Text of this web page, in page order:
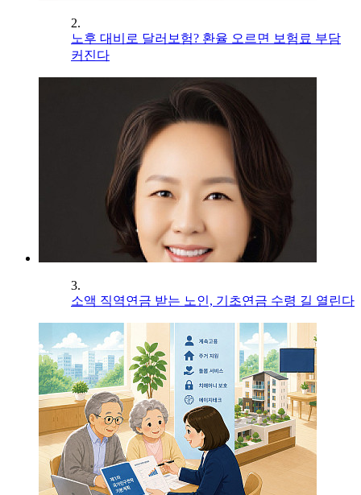
2.
노후 대비로 달러보험? 환율 오르면 보험료 부담
커진다
3.
소액 직역연금 받는 노인, 기초연금 수령 길 열린다